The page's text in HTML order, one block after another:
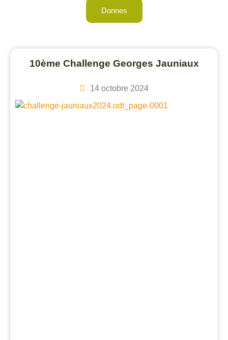
Donnes
10ème Challenge Georges Jauniaux
14 octobre 2024